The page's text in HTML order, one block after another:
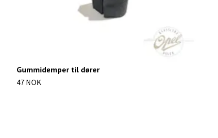
Gummidemper til dører
47 NOK